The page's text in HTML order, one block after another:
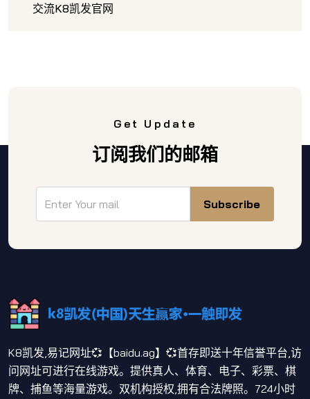
交流K8凯发官网
Get Update
订阅我们的邮箱
Subscribe
K8凯发,易记网址💞【baidu.ag】💞首存即送十年信誉平台,访
问网址可进行在线游戏。提供真人、体育、电子、彩票、棋
牌、捕鱼等海量游戏。双机构授权,拥有合法牌照。724小时